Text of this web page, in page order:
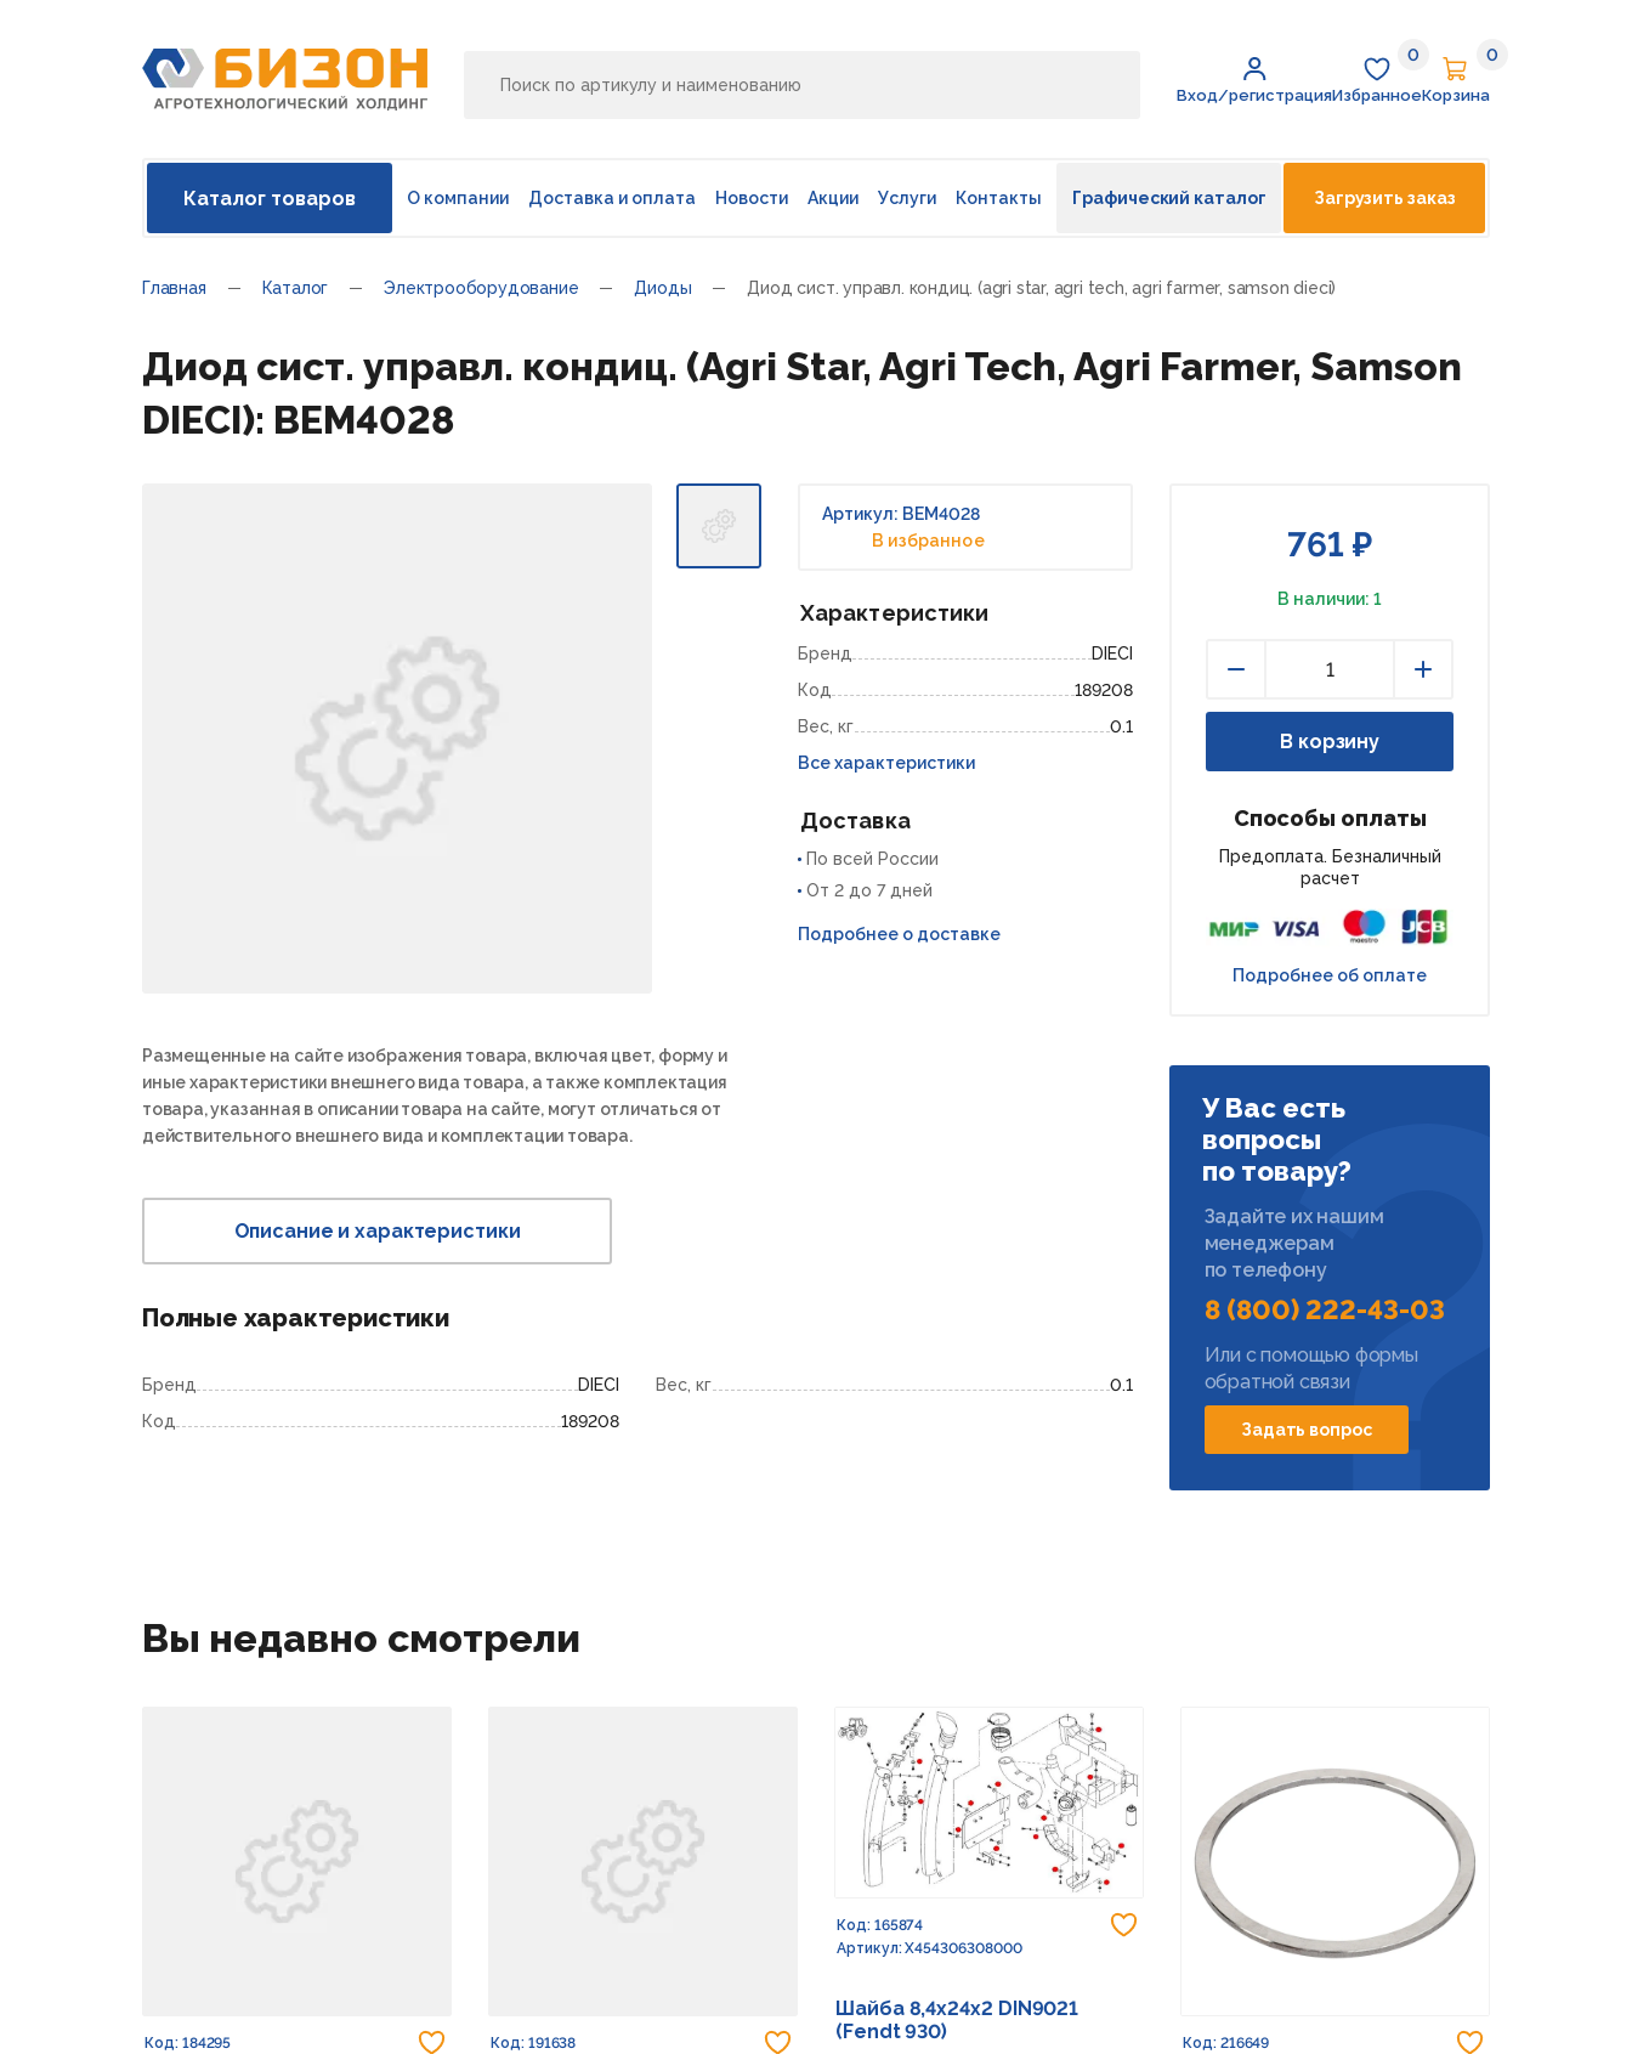
Вход/регистрация
Избранное
0
Избранное
Корзина
0
Корзина
Каталог товаров О компании Доставка и оплата Новости Акции Услуги Контакты Графический каталог Загрузить заказ
Главная Каталог Электрооборудование Диоды Диод сист. управл. кондиц. (agri star, agri tech, agri farmer, samson dieci)
Диод сист. управл. кондиц. (Agri Star, Agri Tech, Agri Farmer, Samson
DIECI): BEM4028
Размещенные на сайте изображения товара, включая цвет, форму и
иные характеристики внешнего вида товара, а также комплектация
товара, указанная в описании товара на сайте, могут отличаться от
действительного внешнего вида и комплектации товара.
Артикул: BEM4028
В избранное
Характеристики
Бренд
DIECI
Код
189208
Вес, кг
0.1
Все характеристики
Доставка
По всей России
От 2 до 7 дней
Подробнее о доставке
Описание и характеристики
Полные характеристики
Бренд
DIECI
Код
189208
Вес, кг 0.1
761 ₽
В наличии: 1
В корзину
Способы оплаты
Предоплата. Безналичный
расчет
Подробнее об оплате
У Вас есть
вопросы
по товару?
Задайте их нашим
менеджерам
по телефону
8 (800) 222-43-03
Или с помощью формы
обратной связи
Задать вопрос
Вы недавно смотрели
Добавить в избранное
Код: 184295
Добавить в избранное
Код: 191638
Добавить в избранное
Код: 165874
Артикул: X454306308000
Шайба 8,4х24х2 DIN9021
(Fendt 930)
Код: 216649